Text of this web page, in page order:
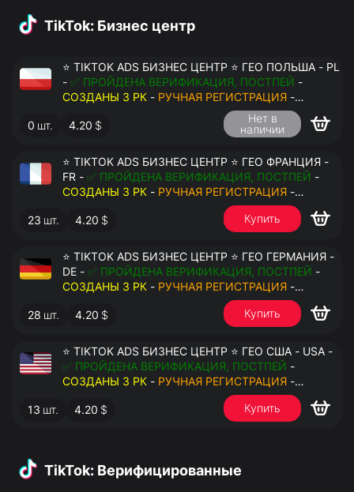
TikTok: Бизнес центр
⭐ TIKTOK ADS БИЗНЕС ЦЕНТР ⭐ ГЕО ПОЛЬША - PL
- ✅ ПРОЙДЕНА ВЕРИФИКАЦИЯ, ПОСТПЕЙ -
СОЗДАНЫ 3 РК - РУЧНАЯ РЕГИСТРАЦИЯ -
ДОСТУП К ПОЧТЕ - КУКИ - ВАТ ЗАПОЛНЕН -
ПЕРЕДАЧА В АНТИДЕТЕКТ
0 шт. 4.20 $
Нет в
наличии
⭐ TIKTOK ADS БИЗНЕС ЦЕНТР ⭐ ГЕО ФРАНЦИЯ -
FR - ✅ ПРОЙДЕНА ВЕРИФИКАЦИЯ, ПОСТПЕЙ -
СОЗДАНЫ 3 РК - РУЧНАЯ РЕГИСТРАЦИЯ -
ДОСТУП К ПОЧТЕ - КУКИ - ВАТ ЗАПОЛНЕН -
ПЕРЕДАЧА В АНТИДЕТЕКТ
23 шт. 4.20 $ Купить
⭐ TIKTOK ADS БИЗНЕС ЦЕНТР ⭐ ГЕО ГЕРМАНИЯ -
DE - ✅ ПРОЙДЕНА ВЕРИФИКАЦИЯ, ПОСТПЕЙ -
СОЗДАНЫ 3 РК - РУЧНАЯ РЕГИСТРАЦИЯ -
ДОСТУП К ПОЧТЕ - КУКИ - ВАТ ЗАПОЛНЕН -
ПЕРЕДАЧА В АНТИДЕТЕКТ
28 шт. 4.20 $ Купить
⭐ TIKTOK ADS БИЗНЕС ЦЕНТР ⭐ ГЕО США - USA -
✅ ПРОЙДЕНА ВЕРИФИКАЦИЯ, ПОСТПЕЙ -
СОЗДАНЫ 3 РК - РУЧНАЯ РЕГИСТРАЦИЯ -
ДОСТУП К ПОЧТЕ - КУКИ - ВАТ ЗАПОЛНЕН -
ПЕРЕДАЧА В АНТИДЕТЕКТ
13 шт. 4.20 $ Купить
TikTok: Верифицированные